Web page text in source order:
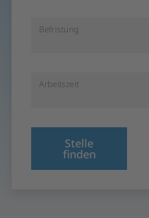
Befristung
Arbeitszeit
Stelle
finden